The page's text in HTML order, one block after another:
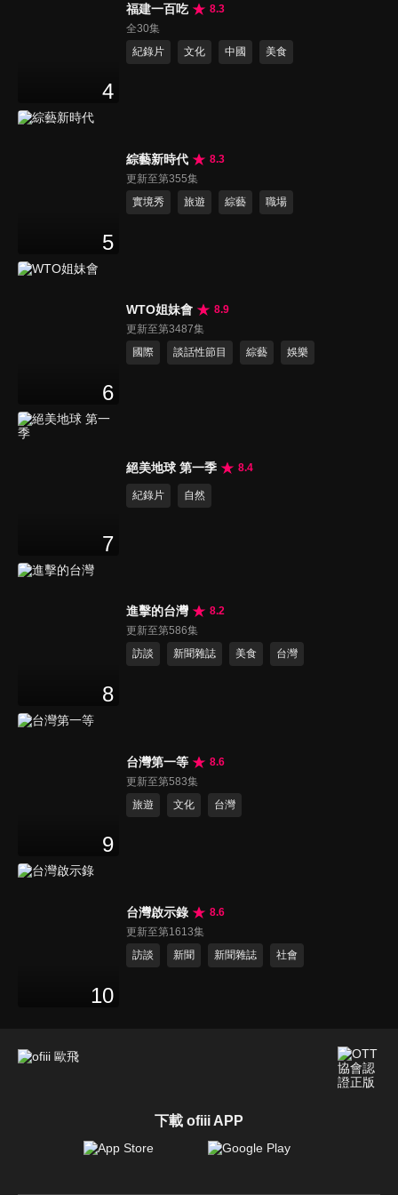
4
福建一百吃
8.3
全30集
紀錄片
文化 中國 美食
5
綜藝新時代
8.3
更新至第355集
實境秀
旅遊 綜藝 職場
6
WTO姐妹會
8.9
更新至第3487集
國際
談話性節目 綜藝 娛樂
7
絕美地球 第一季 8.4
紀錄片 自然
8
進擊的台灣
8.2
更新至第586集
訪談
新聞雜誌 美食 台灣
9
台灣第一等
8.6
更新至第583集
旅遊
文化 台灣
10
台灣啟示錄
8.6
更新至第1613集
訪談
新聞 新聞雜誌 社會
下載 ofiii APP